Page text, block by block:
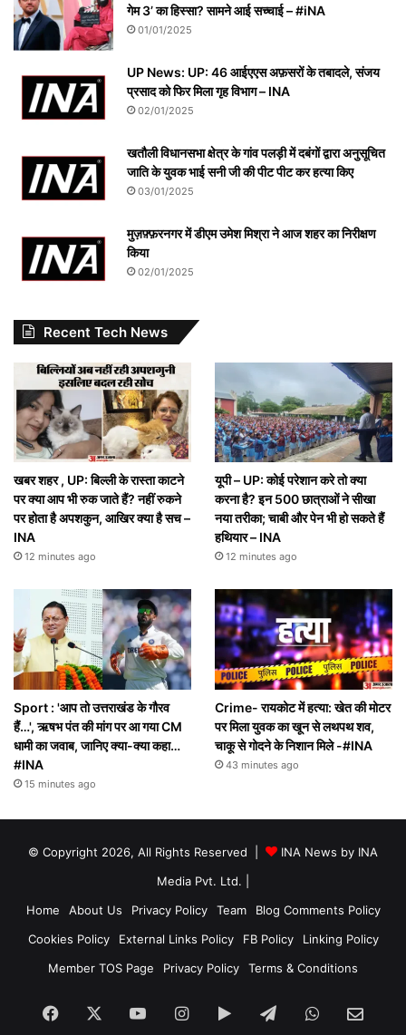
गेम 3’ का हिस्सा? सामने आई सच्चाई – #iNA
01/01/2025
UP News: UP: 46 आईएएस अफ़सरों के तबादले, संजय
प्रसाद को फिर मिला गृह विभाग – INA
02/01/2025
खतौली विधानसभा क्षेत्र के गांव पलड़ी में दबंगों द्वारा अनुसूचित
जाति के युवक भाई सनी जी की पीट पीट कर हत्या किए
03/01/2025
मुज़फ़्फ़रनगर में डीएम उमेश मिश्रा ने आज शहर का निरीक्षण
किया
02/01/2025
Recent Tech News
खबर शहर , UP: बिल्ली के रास्ता काटने
पर क्या आप भी रुक जाते हैं? नहीं रुकने
पर होता है अपशकुन, आखिर क्या है सच –
INA
12 minutes ago
यूपी – UP: कोई परेशान करे तो क्या
करना है? इन 500 छात्राओं ने सीखा
नया तरीका; चाबी और पेन भी हो सकते हैं
हथियार – INA
12 minutes ago
Sport : 'आप तो उत्तराखंड के गौरव
हैं…', ऋषभ पंत की मांग पर आ गया CM
धामी का जवाब, जानिए क्या-क्या कहा…
#INA
15 minutes ago
Crime- रायकोट में हत्या: खेत की मोटर
पर मिला युवक का खून से लथपथ शव,
चाकू से गोदने के निशान मिले -#INA
43 minutes ago
© Copyright 2026, All Rights Reserved |
INA News by INA
Media Pvt. Ltd.
Home
About Us Privacy Policy Team
Blog Comments Policy
Cookies Policy
External Links Policy FB Policy
Linking Policy
Member TOS Page
Privacy Policy Terms & Conditions
Facebook YouTubeInstagram
Google TelegramWhatsApp